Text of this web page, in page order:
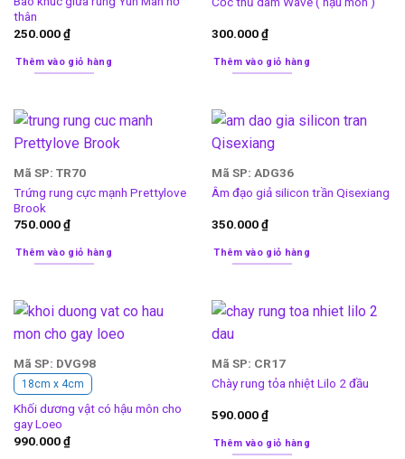
thân
250.000₫
Thêm vào giỏ hàng
300.000₫
Thêm vào giỏ hàng
Mã SP: TR70
Trứng rung cực mạnh Prettylove
Brook
750.000₫
Thêm vào giỏ hàng
Mã SP: ADG36
Âm đạo giả silicon trần Qisexiang
350.000₫
Thêm vào giỏ hàng
Mã SP: DVG98
18cm x 4cm
Khối dương vật có hậu môn cho
gay Loeo
990.000₫
Mã SP: CR17
Chày rung tỏa nhiệt Lilo 2 đầu
590.000₫
Thêm vào giỏ hàng